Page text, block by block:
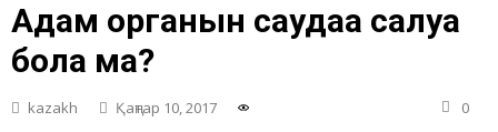
Адам органын саудаға салуға
бола ма?
kazakh Қаңтар 10, 2017 0